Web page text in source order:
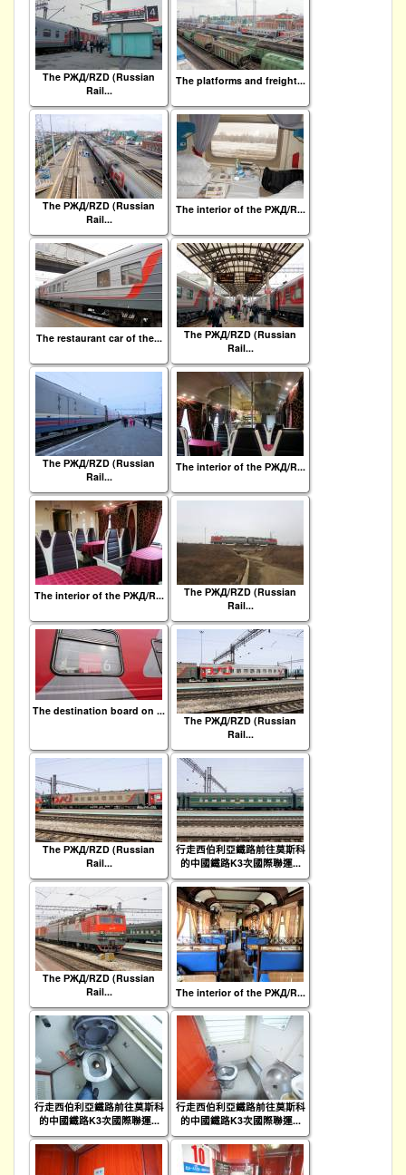
The РЖД/RZD (Russian
Rail...
The platforms and freight...
The РЖД/RZD (Russian
Rail...
The interior of the РЖД/R...
The restaurant car of the...
The РЖД/RZD (Russian
Rail...
The РЖД/RZD (Russian
Rail...
The interior of the РЖД/R...
The interior of the РЖД/R...
The РЖД/RZD (Russian
Rail...
The destination board on ...
The РЖД/RZD (Russian
Rail...
The РЖД/RZD (Russian
Rail...
行走西伯利亞鐵路前往莫斯科
的中國鐵路K3次國際聯運...
The РЖД/RZD (Russian
Rail...
The interior of the РЖД/R...
行走西伯利亞鐵路前往莫斯科
的中國鐵路K3次國際聯運...
行走西伯利亞鐵路前往莫斯科
的中國鐵路K3次國際聯運...